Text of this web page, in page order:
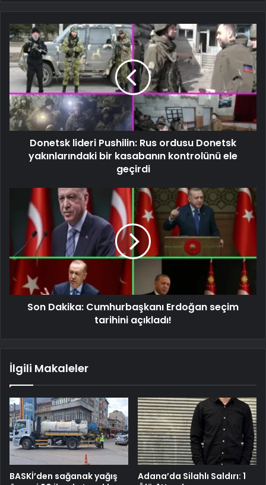
Donetsk lideri Pushilin: Rus ordusu Donetsk
yakınlarındaki bir kasabanın kontrolünü ele
geçirdi
Son Dakika: Cumhurbaşkanı Erdoğan seçim
tarihini açıkladı!
İlgili Makaleler
BASKİ’den sağanak yağış
Adana’da Silahlı Saldırı: 1